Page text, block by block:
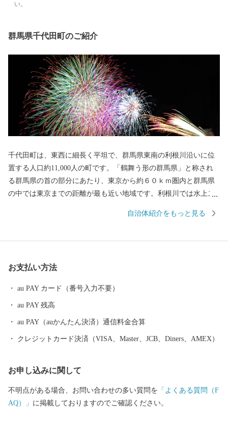
い。
群馬県千代田町のご紹介
千代田町は、東西に細長く平坦で、群馬県東南の利根川沿いに位
置する人口約11,000人の町です。「鶴舞う形の群馬県」と称され
る群馬県の首の部分にあたり、東京から約６０ｋｍ圏内と群馬県
の中では東京までの距離が最も近い地域です。利根川では水上ス
もかかわらず船で川を渡る「赤岩渡船」が名物です。 豊かな水
自治体紹介をもっと見る
お支払い方法
au PAY カード（番号入力不要）
au PAY 残高
au PAY（auかんたん決済）通信料金合算
クレジットカード決済（VISA、Master、JCB、Diners、AMEX）
お申し込みに関して
不明点がある場合、お問い合わせの多い質問を 「よくある質問（F
AQ）」 に掲載しておりますのでご確認ください。